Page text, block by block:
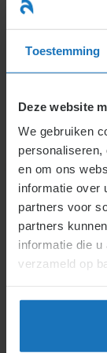
Toestemming
Deze website
We gebruiken
en om ons
informatie over
partners voor
partners
informatie die
verzameld op
naar
inhoud